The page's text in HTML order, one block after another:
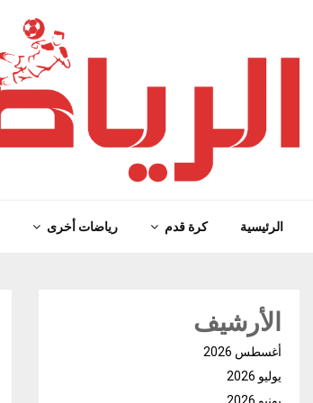
الرئيسية كرة قدم رياضات أخرى
الأرشيف
أغسطس 2026
يوليو 2026
يونيو 2026